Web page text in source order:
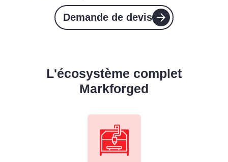
Demande de devis
L'écosystème complet
Markforged